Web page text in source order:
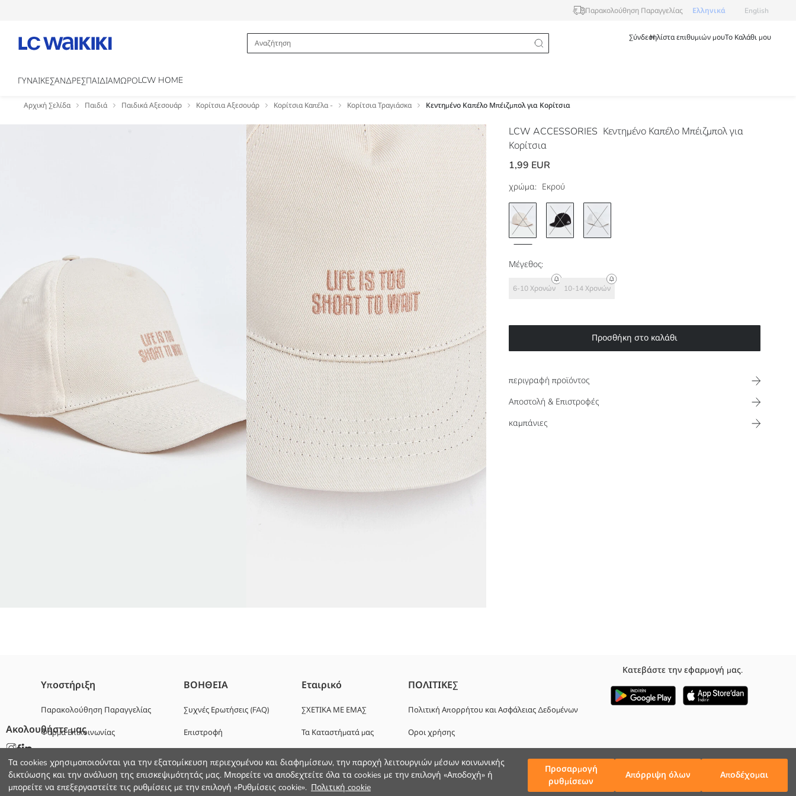
Τα cookies χρησιμοποιούνται για την εξατομίκευση περιεχομένου και διαφημίσεων, την παροχή λειτουργιών μέσων κοινωνικής
δικτύωσης και την ανάλυση της επισκεψιμότητάς μας. Μπορείτε να αποδεχτείτε όλα τα cookies με την επιλογή «Αποδοχή» ή
μπορείτε να επεξεργαστείτε τις ρυθμίσεις με την επιλογή «Ρυθμίσεις cookie». Πολιτική cookie
Προσαρμογή
ρυθμίσεων
Απόρριψη όλων Αποδέχομαι
Παρακολούθηση Παραγγελίας Ελληνικά English
ΣύνδεσηΗ λίστα επιθυμιών μουΤο Καλάθι μου
ΓΥΝΑΙΚΕΣΑΝΔΡΕΣΠΑΙΔΙΑΜΩΡΟLCW HOME
Αρχική Σελίδα Παιδιά Παιδικά Αξεσουάρ Κορίτσια Αξεσουάρ Κορίτσια Καπέλα - Κορίτσια Τραγιάσκα Κεντημένο Καπέλο Μπέιζμπολ για Κορίτσια
LCW ACCESSORIES Κεντημένο Καπέλο Μπέιζμπολ για
Κορίτσια
1,99 EUR
χρώμα: Εκρού
Μέγεθος:
6-10 Χρονών 10-14 Χρονών
Προσθήκη στο καλάθι
περιγραφή προϊόντος
Αποστολή & Επιστροφές
καμπάνιες
Το κεντημένο καπέλο του μπέιζμπολ είναι ένα ιδανικό αξεσουάρ για να ολοκληρώσει τόσο την καθημερινή όσο και τη σπορ κομψότητα και μπορεί επίσης να προτιμηθεί ως αντηλιακό. Το καπέλο, που
προσφέρει ευκολία στη χρήση με το κλείσιμο με γάντζο και θηλιά στο πίσω μέρος, είναι διαπνέον και δεν προκαλεί εφίδρωση με την υφή του από 100% βαμβάκι.
Κυριο Υφασμα:
Πωλητής:
Υπο-μάρκα:
Φύλο:
Ύφασμα:
Μοτίβο:
Υλικό:
Υποστήριξη
Παρακολούθηση Παραγγελίας
Φόρμα Επικοινωνίας
ΒΟΗΘΕΙΑ
Συχνές Ερωτήσεις (FAQ)
Επιστροφή
Εταιρικό
ΣΧΕΤΙΚΑ ΜΕ ΕΜΑΣ
Τα Καταστήματά μας
Εταιρική Υποστήριξη
ΠΟΛΙΤΙΚΕΣ
Πολιτική Απορρήτου και Ασφάλειας Δεδομένων
Οροι χρήσης
Κατεβάστε την εφαρμογή μας.
Ακολουθήστε μας